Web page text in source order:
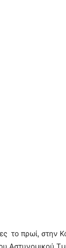
το πρωί, στην